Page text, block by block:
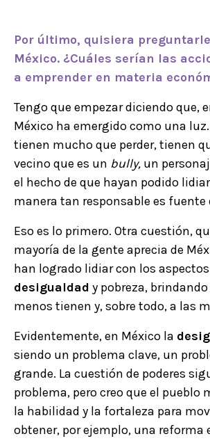
Por último, quisiera
México. ¿Cuáles serían las
a emprender en materia
Tengo que empezar diciendo que,
México ha emergido como una
tienen mucho que perder, tienen
vecino que es un bully, un
el hecho de que hayan podido
manera tan responsable es fuente
Eso es lo primero. Otra cuestión,
mayoría de la gente aprecia de
han logrado lidiar con los
desigualdad y pobreza,
menos tienen y, sobre todo, a las
Evidentemente, en México la
siendo un problema clave, un
grande. La cuestión de poderes
problema, pero creo que el pueblo
la habilidad y la fortaleza para
obtener, por ejemplo, una reforma